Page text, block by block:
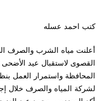
كتب احمد عسله
أعلنت مياه الشرب والصرف
القصوى لاستقبال عيد
المحافظة واستمرار العمل
لشركة المياه والصرف خلال